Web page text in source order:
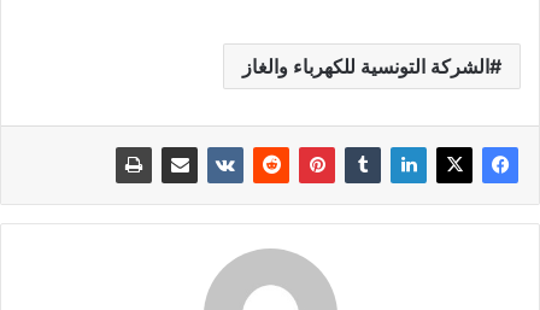
الشركة التونسية للكهرباء والغاز